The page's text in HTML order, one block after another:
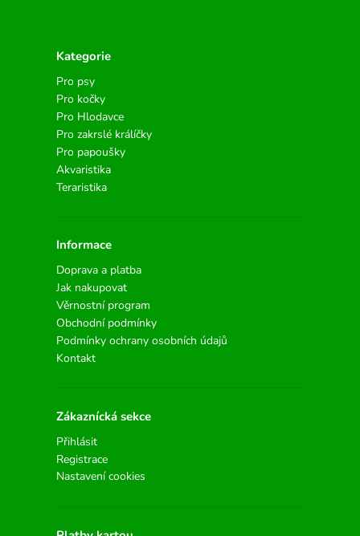
Kategorie
Pro psy
Pro kočky
Pro Hlodavce
Pro zakrslé králíčky
Pro papoušky
Akvaristika
Teraristika
Informace
Doprava a platba
Jak nakupovat
Věrnostní program
Obchodní podmínky
Podmínky ochrany osobních údajů
Kontakt
Zákaznícká sekce
Přihlásit
Registrace
Nastavení cookies